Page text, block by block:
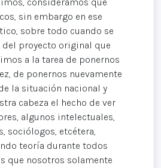
sin embargo en ese
sobre todo cuando se
del proyecto original que
a la tarea de ponernos
de ponernos nuevamente
la situación nacional y
cabeza el hecho de ver
algunos intelectuales,
sociólogos, etcétera,
teoría durante todos
que nosotros solamente